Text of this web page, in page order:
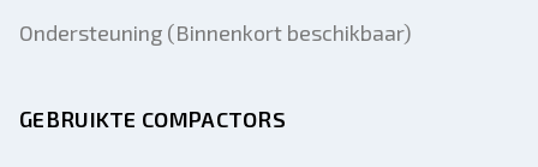
Ondersteuning (Binnenkort beschikbaar)
GEBRUIKTE COMPACTORS